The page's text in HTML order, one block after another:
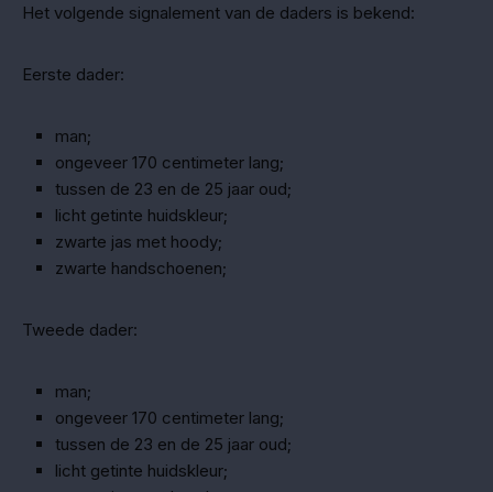
Het volgende signalement van de daders is bekend:
Eerste dader:
man;
ongeveer 170 centimeter lang;
tussen de 23 en de 25 jaar oud;
licht getinte huidskleur;
zwarte jas met hoody;
zwarte handschoenen;
Tweede dader:
man;
ongeveer 170 centimeter lang;
tussen de 23 en de 25 jaar oud;
licht getinte huidskleur;